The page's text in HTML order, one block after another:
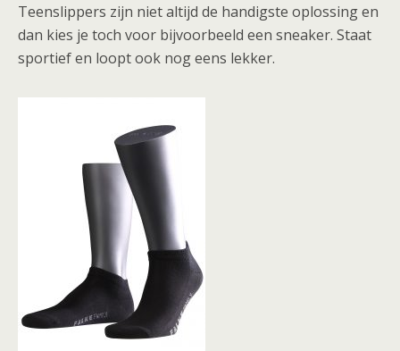
Teenslippers zijn niet altijd de handigste oplossing en
dan kies je toch voor bijvoorbeeld een sneaker. Staat
sportief en loopt ook nog eens lekker.